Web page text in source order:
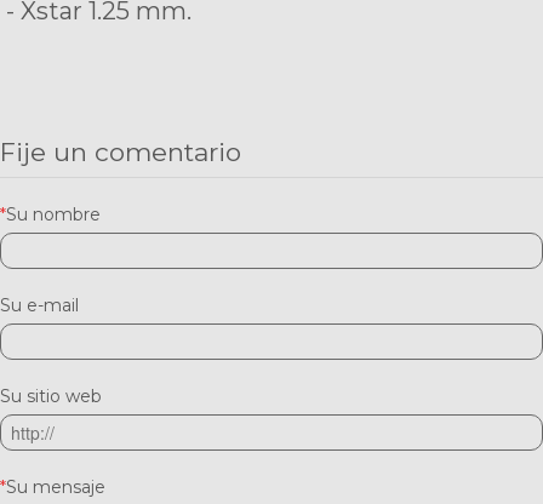
- Xstar 1.25 mm.
Fije un comentario
*Su nombre
Su e-mail
Su sitio web
*Su mensaje